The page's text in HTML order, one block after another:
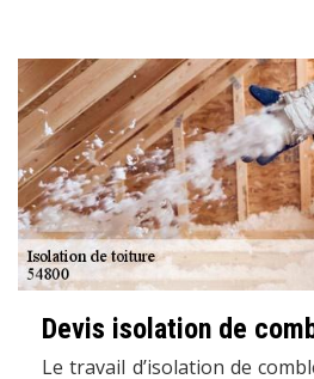
Devis isolation de
Le travail d’isolation de